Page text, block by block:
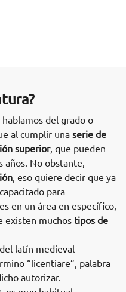
hablamos del grado o
al cumplir una serie de
superior, que pueden
años. No obstante,
, eso quiere decir que ya
para
en un área en específico,
existen muchos tipos de
latín medieval
“licentiare”, palabra
autorizar.